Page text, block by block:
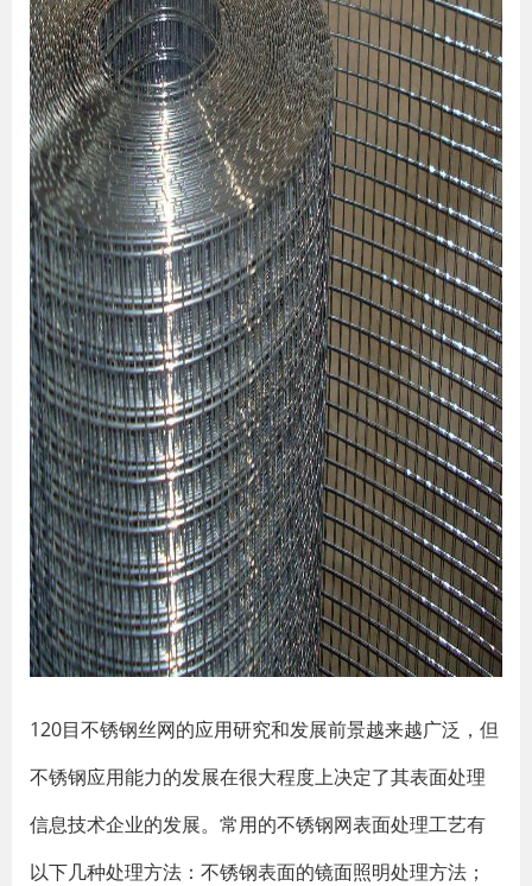
120目不锈钢丝网的应用研究和发展前景越来越广泛，但
不锈钢应用能力的发展在很大程度上决定了其表面处理
信息技术企业的发展。常用的不锈钢网表面处理工艺有
以下几种处理方法：不锈钢表面的镜面照明处理方法；